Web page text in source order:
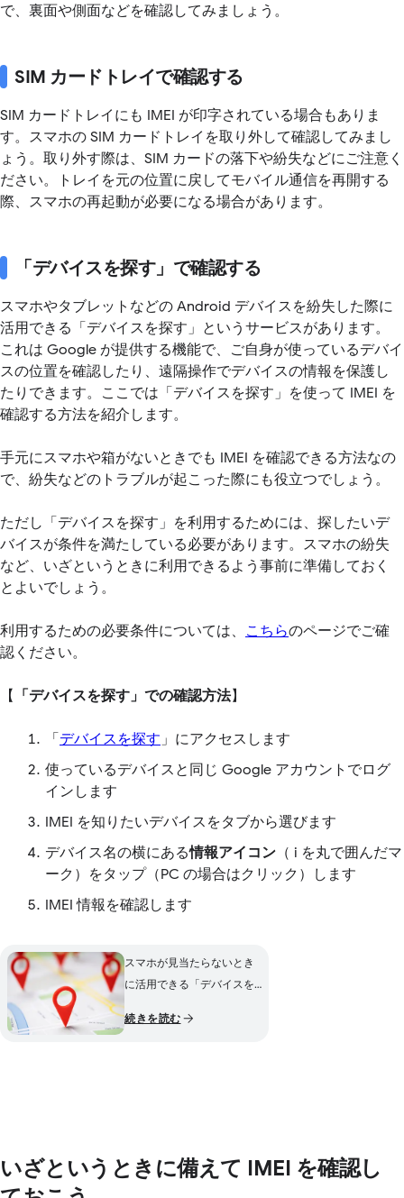
で、裏面や側面などを確認してみましょう。
SIM カードトレイで確認する
SIM カードトレイにも IMEI が印字されている場合もありま
す。スマホの SIM カードトレイを取り外して確認してみまし
ょう。取り外す際は、SIM カードの落下や紛失などにご注意く
ださい。トレイを元の位置に戻してモバイル通信を再開する
際、スマホの再起動が必要になる場合があります。
「デバイスを探す」で確認する
スマホやタブレットなどの Android デバイスを紛失した際に
活用できる「デバイスを探す」というサービスがあります。
これは Google が提供する機能で、ご自身が使っているデバイ
スの位置を確認したり、遠隔操作でデバイスの情報を保護し
たりできます。ここでは「デバイスを探す」を使って IMEI を
確認する方法を紹介します。
手元にスマホや箱がないときでも IMEI を確認できる方法なの
で、紛失などのトラブルが起こった際にも役立つでしょう。
ただし「デバイスを探す」を利用するためには、探したいデ
バイスが条件を満たしている必要があります。スマホの紛失
など、いざというときに利用できるよう事前に準備しておく
とよいでしょう。
利用するための必要条件については、 こちらのページでご確
認ください。
【 「デバイスを探す」での確認方法】
「デバイスを探す 」にアクセスします
使っているデバイスと同じ Google アカウントでログ
インします
IMEI を知りたいデバイスをタブから選びます
デバイス名の横にある情報アイコン （ i を丸で囲んだマ
ーク）をタップ（PC の場合はクリック）します
IMEI 情報を確認します
スマホが見当たらないとき
に活用できる「デバイスを
続きを読む
いざというときに備えて IMEI を確認し